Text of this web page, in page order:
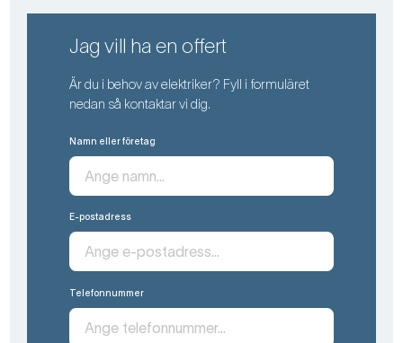
Jag vill ha en offert
Är du i behov av elektriker? Fyll i formuläret
nedan så kontaktar vi dig.
Namn eller företag
E-postadress
Telefonnummer